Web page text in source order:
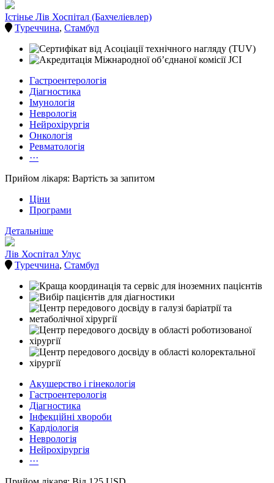
Істінье Лів Хоспітал (Бахчеліевлер)
Туреччина, Стамбул
Гастроентерологія
Діагностика
Імунологія
Неврологія
Нейрохірургія
Онкологія
Ревматологія
···
Прийом лікаря: Вартість за запитом
Ціни
Програми
Детальніше
Лів Хоспітал Улус
Туреччина, Стамбул
Акушерство і гінекологія
Гастроентерологія
Діагностика
Інфекційні хвороби
Кардіологія
Неврологія
Нейрохірургія
···